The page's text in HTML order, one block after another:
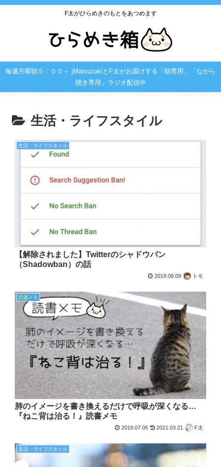
F太がひらめきのもとをあつめます
毎週月曜朝５：００～ jMatsuzakiとF太がお届けする「朝専用」「ながら
聴き専用」ラジオ配信中
生活・ライフスタイル
生活・ライフスタイル
【解除されました】Twitterのシャドウバン
（Shadowban）の話
2019.08.09 トモ
読書メモ
肺のイメージを書き換えるだけで呼吸が深くなる…
『ねこ背は治る！』読書メモ
2019.07.05 2021.03.21 F太
生活・ライフスタイル